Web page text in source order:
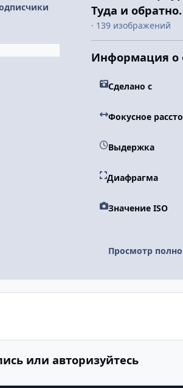
Туда и
· 139 изображений
Информация о
Сделано с
Фокусное
Выдержка
Диафрагма
Значение ISO
Просмотр
или авторизуйтесь